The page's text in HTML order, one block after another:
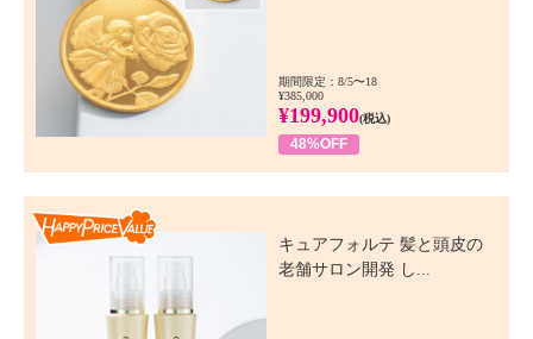
期間限定：8/5〜18
¥385,000
¥199,900(税込)
48%OFF
キュアフォルテ 髪と頭皮の
老舗サロン開発 し...